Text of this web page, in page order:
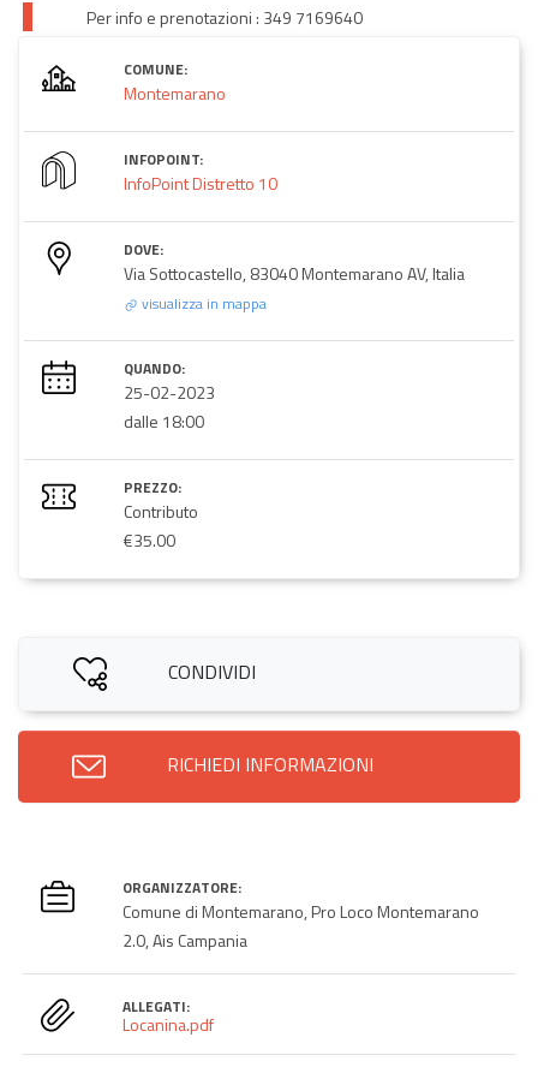
Per info e prenotazioni : 349 7169640
COMUNE:
Montemarano
INFOPOINT:
InfoPoint Distretto 10
DOVE:
Via Sottocastello, 83040 Montemarano AV, Italia
visualizza in mappa
QUANDO:
25-02-2023
dalle 18:00
PREZZO:
Contributo
€35.00
CONDIVIDI
RICHIEDI INFORMAZIONI
ORGANIZZATORE:
Comune di Montemarano, Pro Loco Montemarano
2.0, Ais Campania
ALLEGATI:
Locanina.pdf